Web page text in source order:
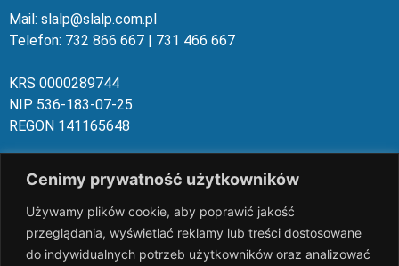
Cenimy prywatność użytkowników
Używamy plików cookie, aby poprawić jakość
przeglądania, wyświetlać reklamy lub treści dostosowane
do indywidualnych potrzeb użytkowników oraz analizować
Mail: slalp@slalp.com.pl
Telefon: 732 866 667 | 731 466 667
KRS 0000289744
NIP 536-183-07-25
REGON 141165648
1054
slalp.com.pl Copyright © 2024
BSK Media
– Part of
BSK Group. All rights reserved.